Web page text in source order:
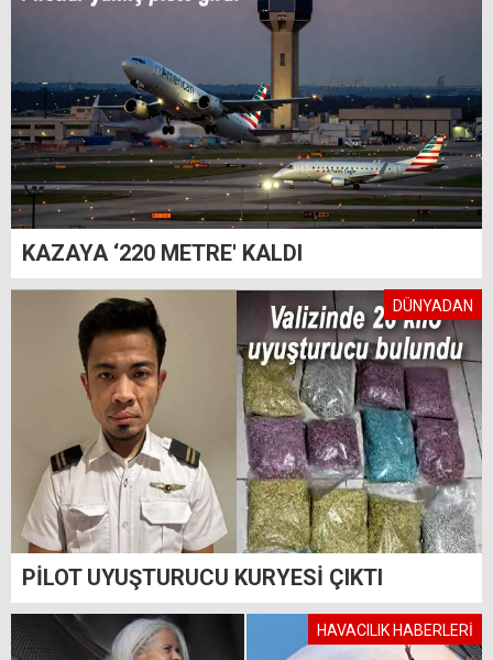
KAZAYA ‘220 METRE' KALDI
DÜNYADAN
PİLOT UYUŞTURUCU KURYESİ ÇIKTI
HAVACILIK HABERLERİ